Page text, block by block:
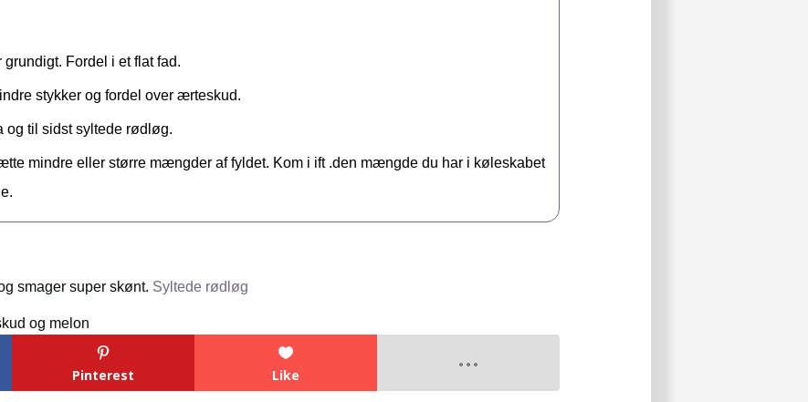
Fordel i et flat fad.
stykker og fordel over ærteskud.
og til sidst syltede rødløg.
mindre eller større mængder af fyldet. Kom i ift .den mængde du har i køleskabet
smager super skønt. Syltede rødløg
Pinterest Like